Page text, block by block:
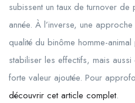
subissent un taux de turnover
année. À l’inverse, une
qualité du binôme homme-
stabiliser les effectifs, mais
forte valeur ajoutée. Pour
découvrir cet article complet.